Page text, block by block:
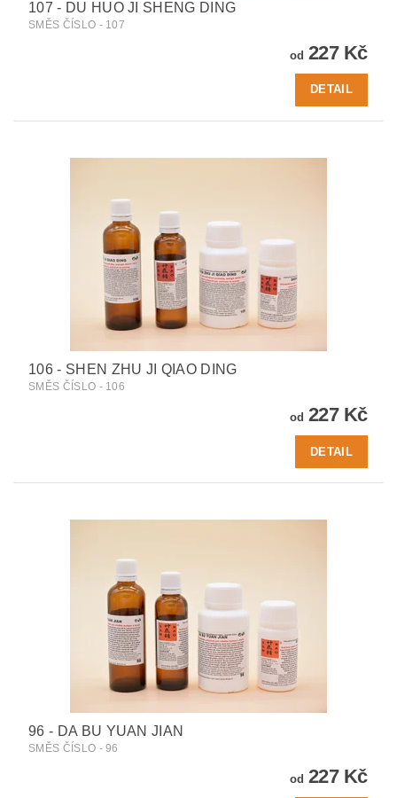
107 - DU HUO JI SHENG DING
SMĚS ČÍSLO - 107
od 227 Kč
DETAIL
106 - SHEN ZHU JI QIAO DING
SMĚS ČÍSLO - 106
od 227 Kč
DETAIL
96 - DA BU YUAN JIAN
SMĚS ČÍSLO - 96
od 227 Kč